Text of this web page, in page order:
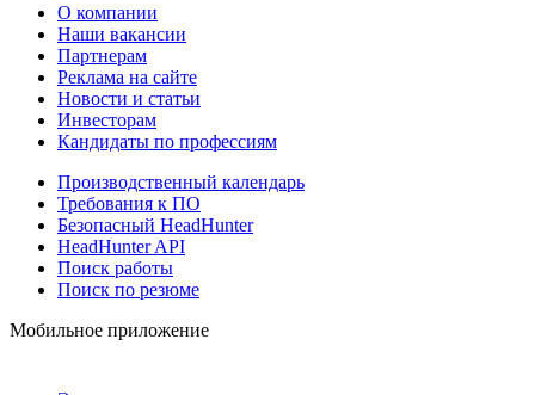
О компании
Наши вакансии
Партнерам
Реклама на сайте
Новости и статьи
Инвесторам
Кандидаты по профессиям
Производственный календарь
Требования к ПО
Безопасный HeadHunter
HeadHunter API
Поиск работы
Поиск по резюме
Мобильное приложение